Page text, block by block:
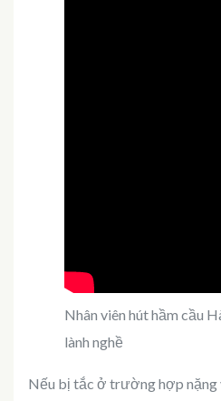
Nhân viên hút hầm cầu
lành nghề
Nếu bị tắc ở trường hợp nặng